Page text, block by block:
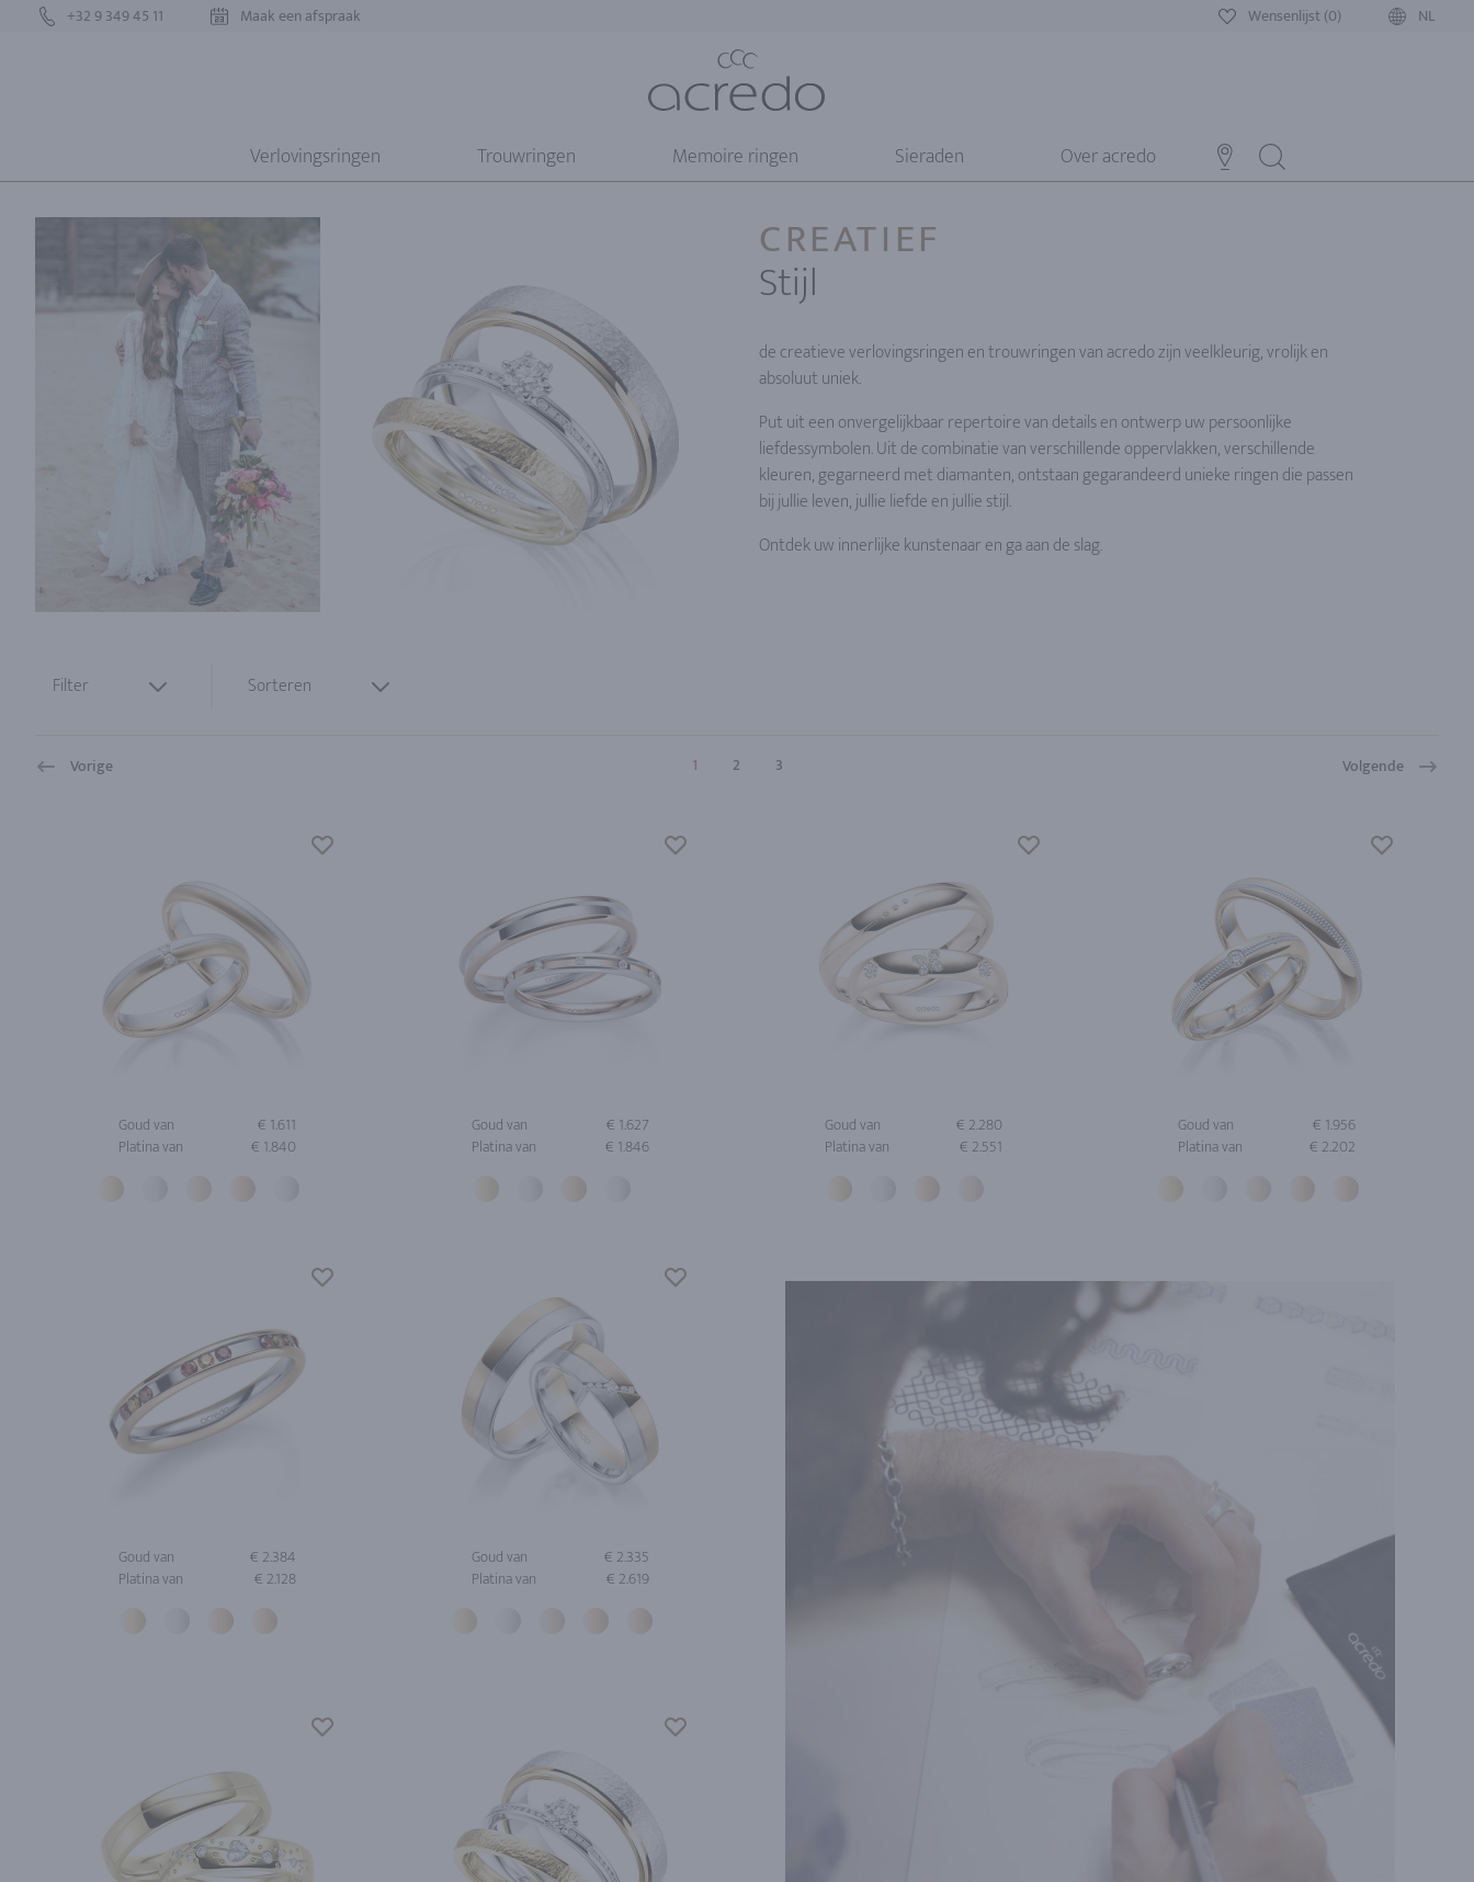
+32 9 349 45 11 Maak een afspraak Wensenlijst (0) NL
Verlovingsringen Trouwringen Memoire ringen Sieraden Over acredo
CREATIEF
Stijl
de creatieve verlovingsringen en trouwringen van acredo zijn veelkleurig, vrolijk en
absoluut uniek.
Put uit een onvergelijkbaar repertoire van details en ontwerp uw persoonlijke
liefdessymbolen. Uit de combinatie van verschillende oppervlakken, verschillende
kleuren, gegarneerd met diamanten, ontstaan gegarandeerd unieke ringen die passen
bij jullie leven, jullie liefde en jullie stijl.
Ontdek uw innerlijke kunstenaar en ga aan de slag.
Filter Sorteren
Vorige 1 2 3 Volgende
Goud van
€ 1.611
Platina van
€ 1.840
Goud van
€ 1.627
Platina van
€ 1.846
Goud van
€ 2.280
Platina van
€ 2.551
Goud van
€ 1.956
Platina van
€ 2.202
Goud van
€ 2.384
Platina van
€ 2.128
Goud van
€ 2.335
Platina van
€ 2.619